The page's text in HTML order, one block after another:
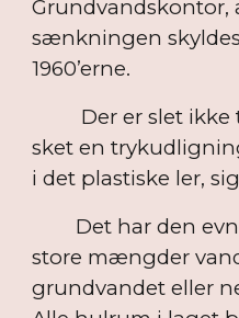
Grundvandskontor,
sænkningen
1960’erne.
Der er slet ikke
sket en
i det plastiske ler,
Det har den
store mængder
grundvandet eller